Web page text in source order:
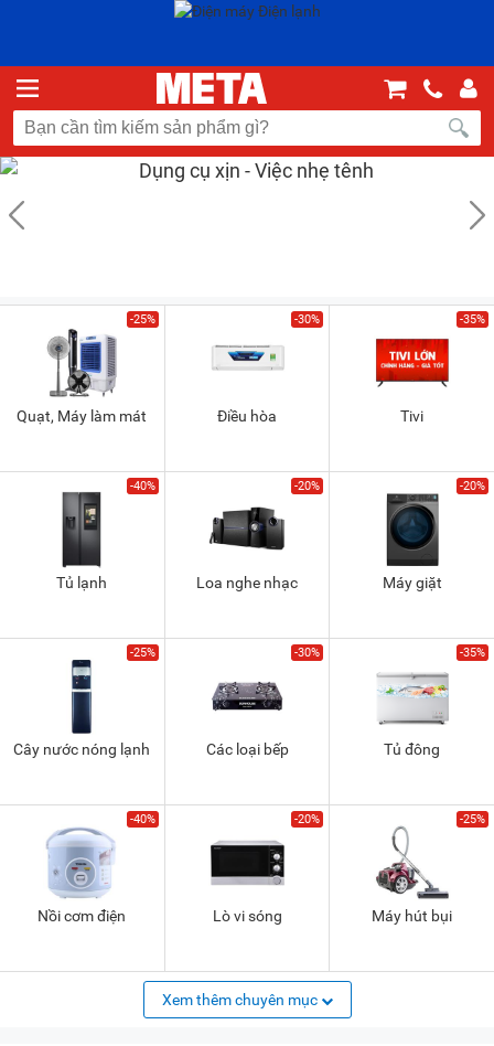
-25%
Quạt, Máy làm mát
-30%
Điều hòa
-35%
Tivi
-40%
Tủ lạnh
-20%
Loa nghe nhạc
-20%
Máy giặt
-25%
Cây nước nóng lạnh
-30%
Các loại bếp
-35%
Tủ đông
-40%
Nồi cơm điện
-20%
Lò vi sóng
-25%
Máy hút bụi
Xem thêm chuyên mục